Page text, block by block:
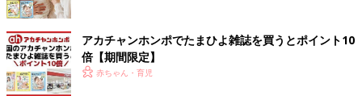
アカチャンホンポでたまひよ雑誌を買うとポイント10
倍【期間限定】
赤ちゃん・育児